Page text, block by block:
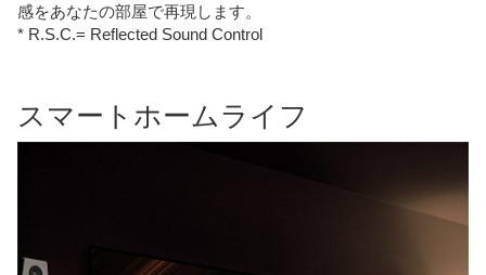
感をあなたの部屋で再現します。
* R.S.C.= Reflected Sound Control
スマートホームライフ